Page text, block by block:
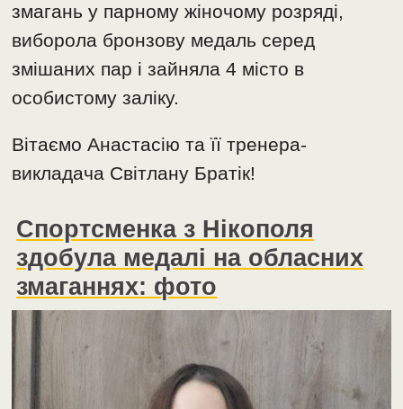
змагань у парному жіночому розряді,
виборола бронзову медаль серед
змішаних пар і зайняла 4 місто в
особистому заліку.
Вітаємо Анастасію та її тренера-
викладача Світлану Братік!
Спортсменка з Нікополя
здобула медалі на обласних
змаганнях: фото